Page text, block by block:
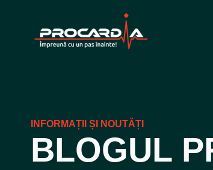
INFORMAȚII ȘI NOUTĂȚI
BLOGUL